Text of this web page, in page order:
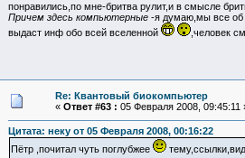
понравились,по мне-бритва рулит,и в смысле
Причем здесь компьютерные -я думаю,мы все об
выдаст инф обо всей вселенной
,человек
Re: Квантовый биокомпьютер
« Ответ #63 : 05 Февраля 2008, 09:45:11
Цитата: неку от 05 Февраля 2008, 00:16:22
Пётр ,почитал чуть поглубжее